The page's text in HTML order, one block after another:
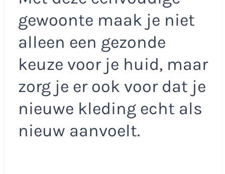
gewoonte maak je niet
alleen een gezonde
keuze voor je huid, maar
zorg je er ook voor dat je
nieuwe kleding echt als
nieuw aanvoelt.